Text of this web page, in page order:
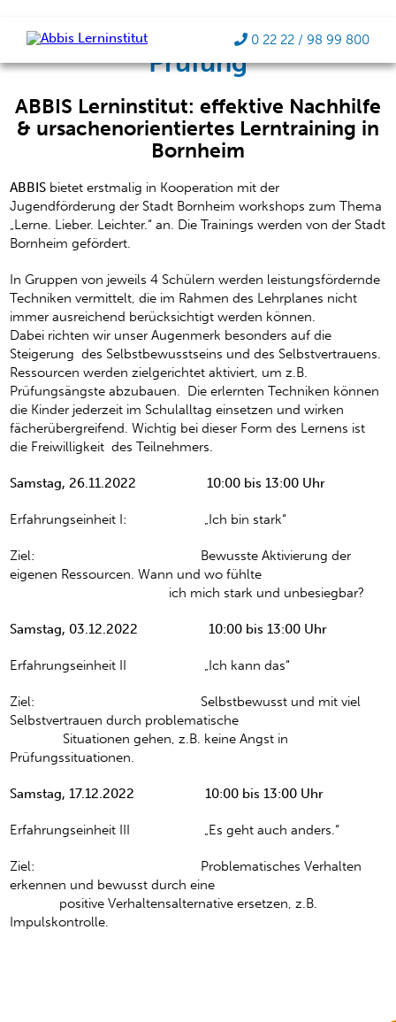
0 22 22 / 98 99 800
Mit Selbstvertrauen in die
Prüfung
ABBIS Lerninstitut: effektive Nachhilfe
& ursachenorientiertes Lerntraining in
Bornheim
ABBIS bietet erstmalig in Kooperation mit der
Jugendförderung der Stadt Bornheim workshops zum Thema
„Lerne. Lieber. Leichter.“ an. Die Trainings werden von der Stadt
Bornheim gefördert.
In Gruppen von jeweils 4 Schülern werden leistungsfördernde
Techniken vermittelt, die im Rahmen des Lehrplanes nicht
immer ausreichend berücksichtigt werden können.
Dabei richten wir unser Augenmerk besonders auf die
Steigerung des Selbstbewusstseins und des Selbstvertrauens.
Ressourcen werden zielgerichtet aktiviert, um z.B.
Prüfungsängste abzubauen. Die erlernten Techniken können
die Kinder jederzeit im Schulalltag einsetzen und wirken
fächerübergreifend. Wichtig bei dieser Form des Lernens ist
die Freiwilligkeit des Teilnehmers.
Samstag, 26.11.2022 10:00 bis 13:00 Uhr
Erfahrungseinheit I: „Ich bin stark“
Ziel: Bewusste Aktivierung der
eigenen Ressourcen. Wann und wo fühlte
ich mich stark und unbesiegbar?
Samstag, 03.12.2022 10:00 bis 13:00 Uhr
Erfahrungseinheit II „Ich kann das“
Ziel: Selbstbewusst und mit viel
Selbstvertrauen durch problematische
Prüfungssituationen.
Samstag, 17.12.2022 10:00 bis 13:00 Uhr
Erfahrungseinheit III „Es geht auch anders.“
Ziel: Problematisches Verhalten
erkennen und bewusst durch eine
Impulskontrolle.